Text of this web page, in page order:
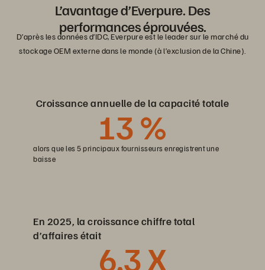
L’avantage d’Everpure. Des
performances éprouvées.
D’après les données d’IDC, Everpure est le leader sur le marché du
stockage OEM externe dans le monde (à l’exclusion de la Chine).
Croissance annuelle de la capacité totale
13%
alors que les 5 principaux fournisseurs enregistrent une
baisse
En 2025, la croissance chiffre total
d’affaires était
6,3 X